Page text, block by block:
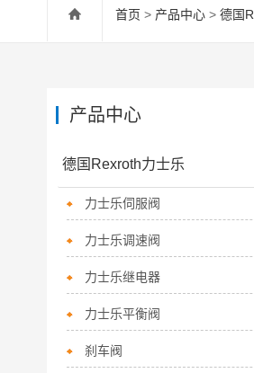
首页 > 产品中心 > 德国
产品中心
德国Rexroth力士乐
力士乐伺服阀
力士乐调速阀
力士乐继电器
力士乐平衡阀
刹车阀